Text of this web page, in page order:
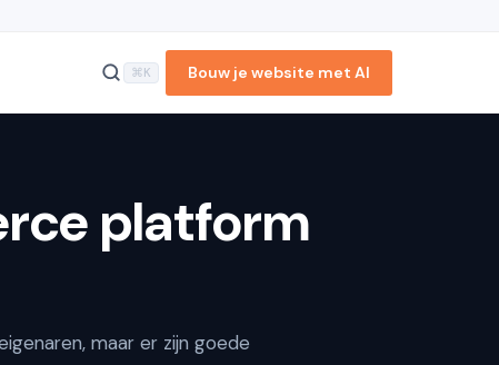
⌘K Bouw je website met AI
Blog functie
platform
maar er zijn goede